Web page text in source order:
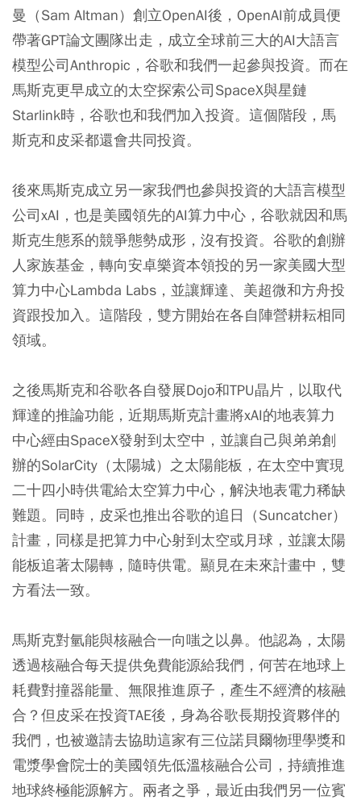
曼（Sam Altman）創立OpenAI後，OpenAI前成員便
帶著GPT論文團隊出走，成立全球前三大的AI大語言
模型公司Anthropic，谷歌和我們一起參與投資。而在
馬斯克更早成立的太空探索公司SpaceX與星鏈
Starlink時，谷歌也和我們加入投資。這個階段，馬
斯克和皮采都還會共同投資。
後來馬斯克成立另一家我們也參與投資的大語言模型
公司xAI，也是美國領先的AI算力中心，谷歌就因和馬
斯克生態系的競爭態勢成形，沒有投資。谷歌的創辦
人家族基金，轉向安卓樂資本領投的另一家美國大型
算力中心Lambda Labs，並讓輝達、美超微和方舟投
資跟投加入。這階段，雙方開始在各自陣營耕耘相同
領域。
之後馬斯克和谷歌各自發展Dojo和TPU晶片，以取代
輝達的推論功能，近期馬斯克計畫將xAI的地表算力
中心經由SpaceX發射到太空中，並讓自己與弟弟創
辦的SolarCity（太陽城）之太陽能板，在太空中實現
二十四小時供電給太空算力中心，解決地表電力稀缺
難題。同時，皮采也推出谷歌的追日（Suncatcher）
計畫，同樣是把算力中心射到太空或月球，並讓太陽
能板追著太陽轉，隨時供電。顯見在未來計畫中，雙
方看法一致。
馬斯克對氫能與核融合一向嗤之以鼻。他認為，太陽
透過核融合每天提供免費能源給我們，何苦在地球上
耗費對撞器能量、無限推進原子，產生不經濟的核融
合？但皮采在投資TAE後，身為谷歌長期投資夥伴的
我們，也被邀請去協助這家有三位諾貝爾物理學獎和
電漿學會院士的美國領先低溫核融合公司，持續推進
地球終極能源解方。兩者之爭，最近由我們另一位賓